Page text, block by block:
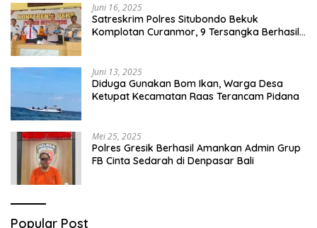
Juni 16, 2025
Satreskrim Polres Situbondo Bekuk
Komplotan Curanmor, 9 Tersangka Berhasil
Juni 13, 2025
Diduga Gunakan Bom Ikan, Warga Desa
Ketupat Kecamatan Raas Terancam Pidana
Mei 25, 2025
Polres Gresik Berhasil Amankan Admin Grup
FB Cinta Sedarah di Denpasar Bali
Popular Post